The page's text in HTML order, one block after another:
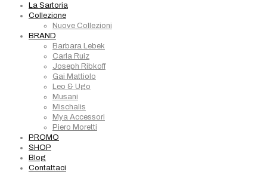
La Sartoria
Collezione
Nuove Collezioni
BRAND
Barbara Lebek
Carla Ruiz
Joseph Ribkoff
Gai Mattiolo
Leo & Ugo
Musani
Mischalis
Mya Accessori
Piero Moretti
PROMO
SHOP
Blog
Contattaci